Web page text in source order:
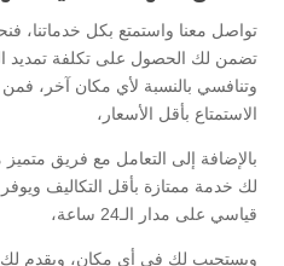
تواصل معنا واستمتع بكل خدماتنا،
تضمن لك الحصول على تكلفة
وتنافسي بالنسبة لأي مكان آخر،
الاستمتاع بأقل الأسعار،
بالإضافة إلى التعامل مع فريق
لك خدمة ممتازة بأقل التكاليف
قياسي على مدار الـ24 ساعة،
ويستجيب لك في أي مكان، ويقدم لك